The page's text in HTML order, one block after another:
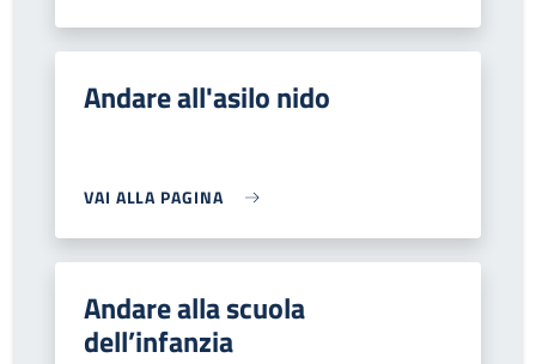
Andare all'asilo nido
VAI ALLA PAGINA
Andare alla scuola
dell’infanzia